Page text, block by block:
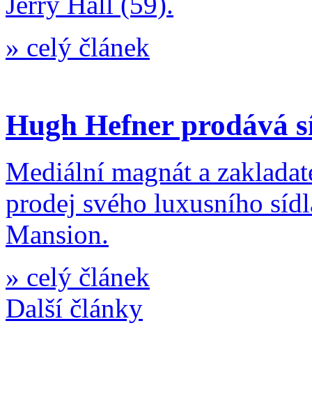
» celý článek
Hugh Hefner prodává
Mediální magnát a
prodej svého luxusního
Mansion.
» celý článek
Další články